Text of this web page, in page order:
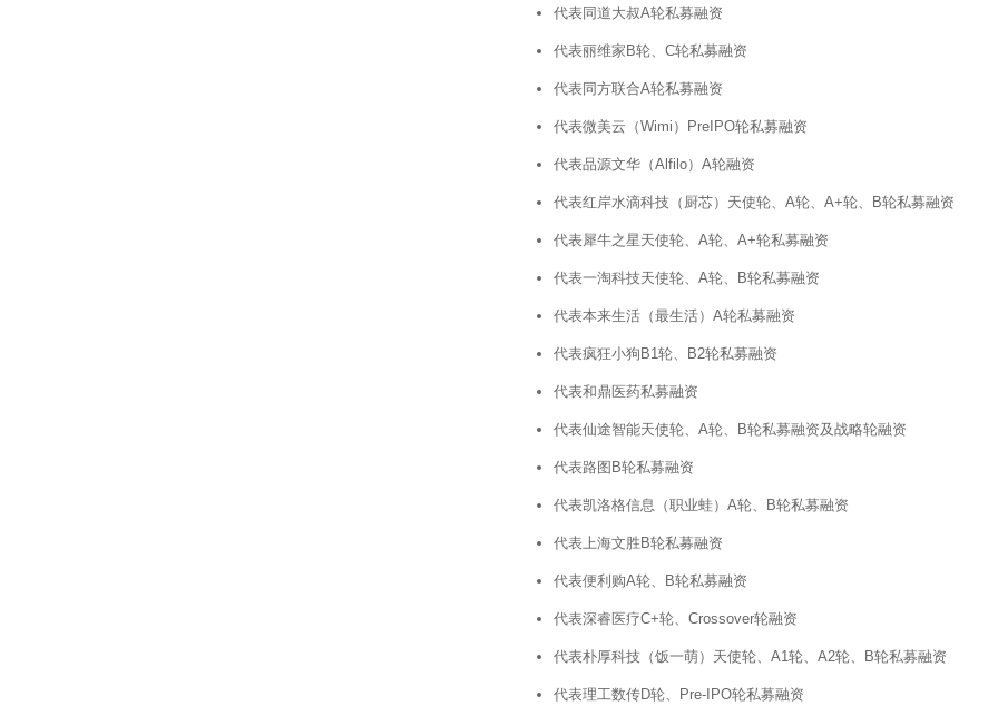
代表同道大叔A轮私募融资
代表丽维家B轮、C轮私募融资
代表同方联合A轮私募融资
代表微美云（Wimi）PreIPO轮私募融资
代表品源文华（Alfilo）A轮融资
代表红岸水滴科技（厨芯）天使轮、A轮、A+轮、B轮私募融资
代表犀牛之星天使轮、A轮、A+轮私募融资
代表一淘科技天使轮、A轮、B轮私募融资
代表本来生活（最生活）A轮私募融资
代表疯狂小狗B1轮、B2轮私募融资
代表和鼎医药私募融资
代表仙途智能天使轮、A轮、B轮私募融资及战略轮融资
代表路图B轮私募融资
代表凯洛格信息（职业蛙）A轮、B轮私募融资
代表上海文胜B轮私募融资
代表便利购A轮、B轮私募融资
代表深睿医疗C+轮、Crossover轮融资
代表朴厚科技（饭一萌）天使轮、A1轮、A2轮、B轮私募融资
代表理工数传D轮、Pre-IPO轮私募融资